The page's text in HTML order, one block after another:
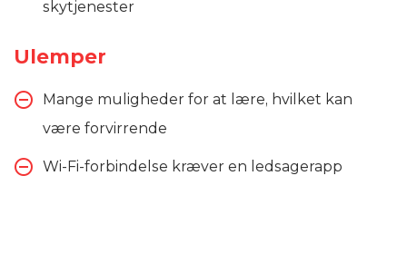
skytjenester
Ulemper
Mange muligheder for at lære, hvilket kan
være forvirrende
Wi-Fi-forbindelse kræver en ledsagerapp